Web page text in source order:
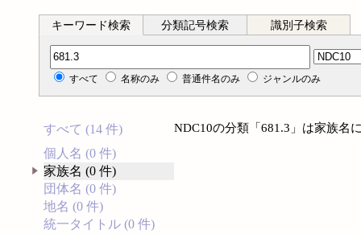
キーワード検索 分類記号検索 識別子検索
分類記号検索
すべて 名称のみ 普通件名のみ ジャンルのみ
すべて (14 件)
個人名 (0 件)
家族名 (0 件)
団体名 (0 件)
地名 (0 件)
統一タイトル (0 件)
NDC10の分類「681.3」は家族名